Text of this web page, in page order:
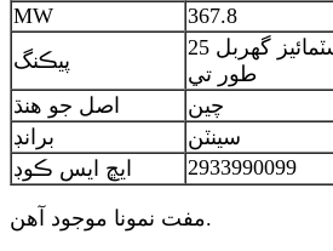
MW
367.8
پيڪنگ
25 ڪلوگرام / ڊرم، يا ڪسٽمائيز گهربل
طور تي
اصل جو هنڌ
چين
برانڊ
سينٽن
ايڇ ايس ڪوڊ
2933990099
مفت نمونا موجود آهن.